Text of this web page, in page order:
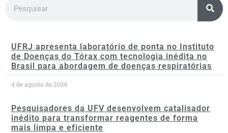
UFRJ apresenta laboratório de ponta no Instituto
de Doenças do Tórax com tecnologia inédita no
Brasil para abordagem de doenças respiratórias
4 de agosto de 2026
Pesquisadores da UFV desenvolvem catalisador
inédito para transformar reagentes de forma
mais limpa e eficiente